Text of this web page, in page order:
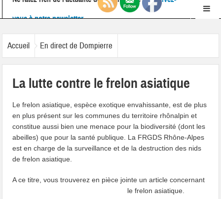
vous à notre newsletter
Retrouvez-nous également surFacebook
Accueil
En direct de Dompierre
La lutte contre le frelon asiatique
Le frelon asiatique, espèce exotique envahissante, est de plus
en plus présent sur les communes du territoire rhônalpin et
constitue aussi bien une menace pour la biodiversité (dont les
abeilles) que pour la santé publique. La FRGDS Rhône-Alpes
est en charge de la surveillance et de la destruction des nids
de frelon asiatique.
A ce titre, vous trouverez en pièce jointe un article concernant
le frelon asiatique.